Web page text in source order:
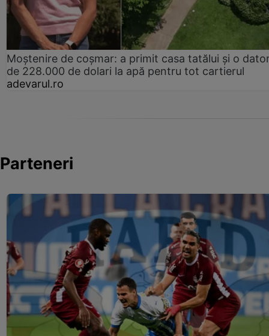
Moștenire de coșmar: a primit casa tatălui și o
de 228.000 de dolari la apă pentru tot cartierul
adevarul.ro
Parteneri